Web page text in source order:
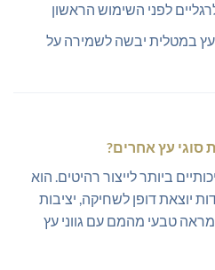
לפני השימוש הראשון
במטלית יבשה לשמירה על
סוגי עץ אחרים?
ביותר לייצור רהיטים. הוא
יוצאת דופן לשחיקה, יציבות
טבעי מהמם עם גווני עץ